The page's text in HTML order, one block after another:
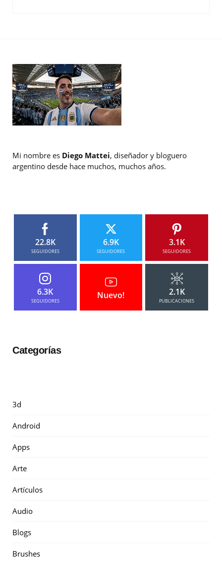
Mi nombre es Diego Mattei, diseñador y bloguero
argentino desde hace muchos, muchos años.
22.8K
SEGUIDORES
6.9K
SEGUIDORES
3.1K
SEGUIDORES
6.3K
SEGUIDORES
Nuevo! 2.1K
PUBLICACIONES
Categorías
3d
Android
Apps
Arte
Artículos
Audio
Blogs
Brushes